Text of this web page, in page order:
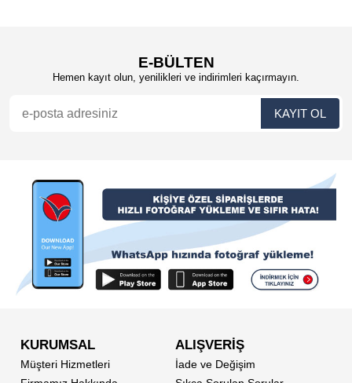
E-BÜLTEN
Hemen kayıt olun, yenilikleri ve indirimleri kaçırmayın.
KURUMSAL
Müşteri Hizmetleri
ALIŞVERİŞ
İade ve Değişim